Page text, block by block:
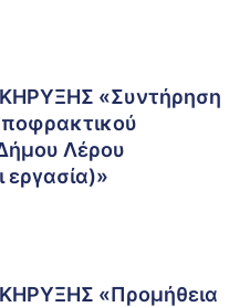
«Συντήρηση
Λέρου
εργασία)»
«Προμήθεια